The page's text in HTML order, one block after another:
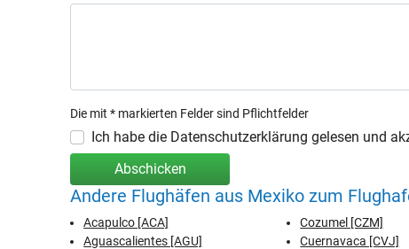
Die mit * markierten Felder sind Pflichtfelder
Ich habe die Datenschutzerklärung gelesen und
Abschicken
Andere Flughäfen aus Mexiko zum
Acapulco [ACA]
Aguascalientes [AGU]
Cozumel [CZM]
Cuernavaca [CVJ]